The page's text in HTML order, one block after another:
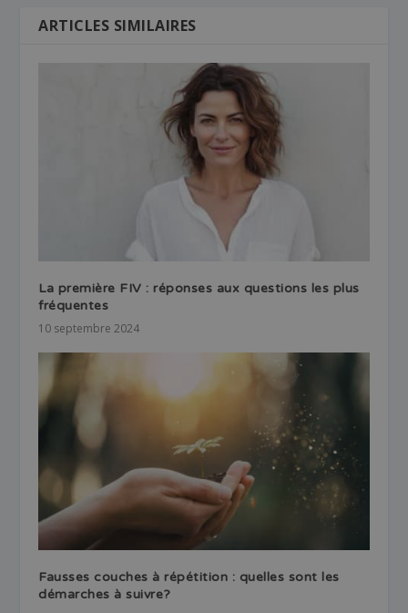
ARTICLES SIMILAIRES
La première FIV : réponses aux questions les plus
fréquentes
10 septembre 2024
Fausses couches à répétition : quelles sont les
démarches à suivre?